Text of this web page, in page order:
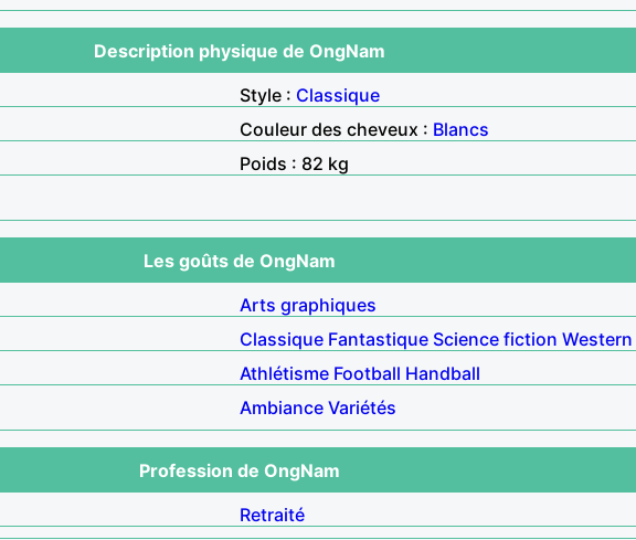
Description physique de OngNam
Style : Classique
Couleur des cheveux : Blancs
Poids : 82 kg
Les goûts de OngNam
Arts graphiques
Classique Fantastique Science fiction Western
Athlétisme Football Handball
Ambiance Variétés
Profession de OngNam
Retraité